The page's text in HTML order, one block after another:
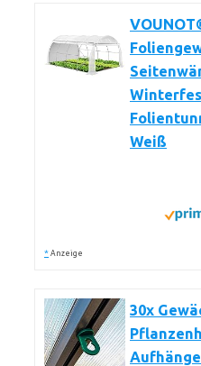
Weiß
* Anzeige
30x